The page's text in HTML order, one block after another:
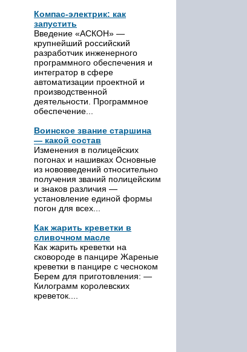
Компас-электрик: как
запустить
Введение «АСКОН» —
крупнейший российский
разработчик инженерного
программного обеспечения и
интегратор в сфере
автоматизации проектной и
производственной
деятельности. Программное
обеспечение...
Воинское звание старшина
— какой состав
Изменения в полицейских
погонах и нашивках Основные
из нововведений относительно
получения званий полицейским
и знаков различия —
установление единой формы
погон для всех...
Как жарить креветки в
сливочном масле
Как жарить креветки на
сковороде в панцире Жареные
креветки в панцире с чесноком
Берем для приготовления: —
Килограмм королевских
креветок....